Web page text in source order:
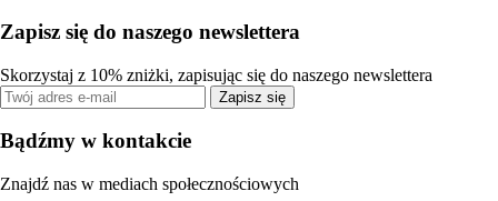
Zapisz się do naszego newslettera
Skorzystaj z 10% zniżki, zapisując się do naszego newslettera
Zapisz się
Bądźmy w kontakcie
Znajdź nas w mediach społecznościowych